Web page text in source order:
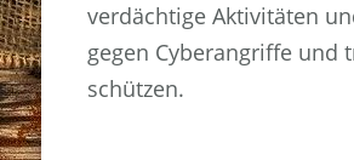
verdächtige Aktivitäten
gegen Cyberangriffe und
schützen.